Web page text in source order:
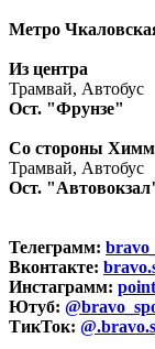
Метро
Из центра
Трамвай, Автобус
Ост. "Фрунзе"
Со стороны
Трамвай, Автобус
Ост.
Телеграмм:
Вконтакте:
Инстаграмм:
Ютуб:
ТикТок: